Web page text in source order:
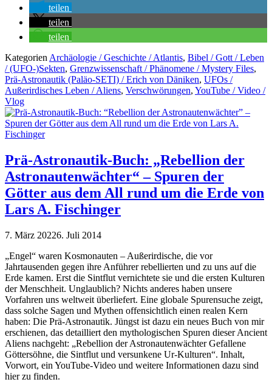
teilen
teilen
teilen
Kategorien Archäologie / Geschichte / Atlantis, Bibel / Gott / Leben
/ (UFO-)Sekten, Grenzwissenschaft / Phänomene / Mystery Files,
Prä-Astronautik (Paläo-SETI) / Erich von Däniken, UFOs /
Außerirdisches Leben / Aliens, Verschwörungen, YouTube / Video /
Vlog
Prä-Astronautik-Buch: „Rebellion der
Astronautenwächter“ – Spuren der
Götter aus dem All rund um die Erde von
Lars A. Fischinger
7. März 20226. Juli 2014
„Engel“ waren Kosmonauten – Außerirdische, die vor
Jahrtausenden gegen ihre Anführer rebellierten und zu uns auf die
Erde kamen. Erst die Sintflut vernichtete sie und die ersten Kulturen
der Menschheit. Unglaublich? Nichts anderes haben unsere
Vorfahren uns weltweit überliefert. Eine globale Spurensuche zeigt,
dass solche Sagen und Mythen offensichtlich einen realen Kern
haben: Die Prä-Astronautik. Jüngst ist dazu ein neues Buch von mir
erschienen, das detailliert den mythologischen Spuren dieser Ancient
Aliens nachgeht: „Rebellion der Astronautenwächter Gefallene
Göttersöhne, die Sintflut und versunkene Ur-Kulturen“. Inhalt,
Vorwort, ein YouTube-Video und weitere Informationen dazu sind
hier zu finden.